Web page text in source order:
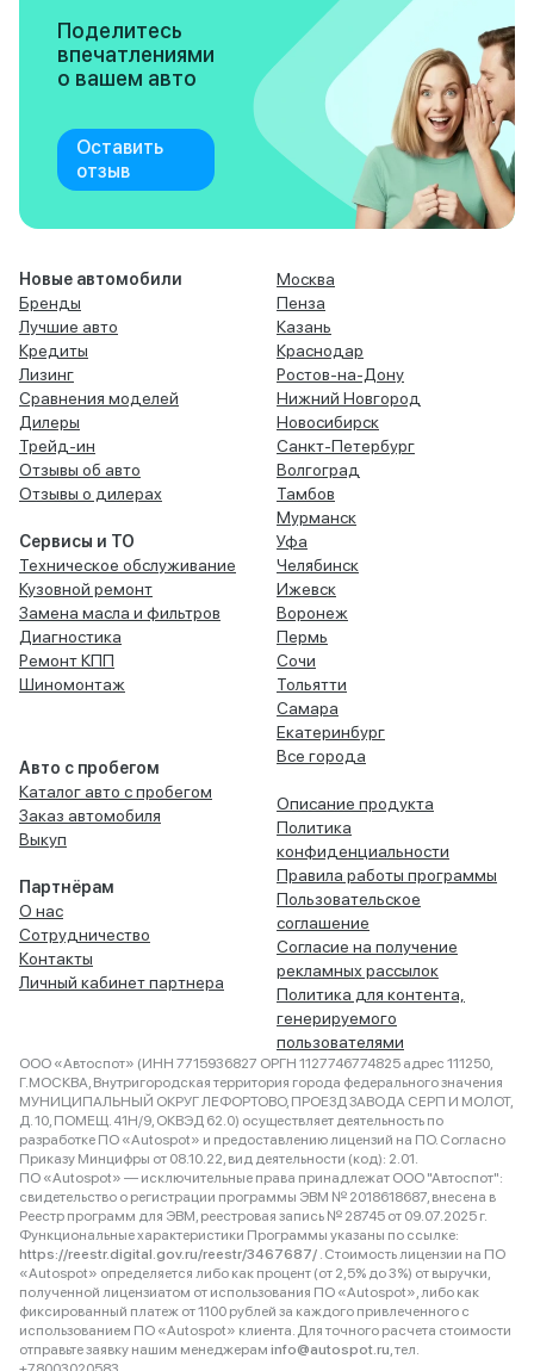
Поделитесь
впечатлениями
о вашем авто
Оставить
отзыв
Новые автомобили
Бренды
Лучшие авто
Кредиты
Лизинг
Сравнения моделей
Дилеры
Трейд-ин
Отзывы об авто
Отзывы о дилерах
Сервисы и ТО
Техническое обслуживание
Кузовной ремонт
Замена масла и фильтров
Диагностика
Ремонт КПП
Шиномонтаж
Авто с пробегом
Каталог авто с пробегом
Заказ автомобиля
Выкуп
Партнёрам
О нас
Сотрудничество
Контакты
Личный кабинет партнера
Москва
Пенза
Казань
Краснодар
Ростов-на-Дону
Нижний Новгород
Новосибирск
Санкт-Петербург
Волгоград
Тамбов
Мурманск
Уфа
Челябинск
Ижевск
Воронеж
Пермь
Сочи
Тольятти
Самара
Екатеринбург
Все города
Описание продукта
Политика
конфиденциальности
Правила работы программы
Пользовательское
соглашение
Согласие на получение
рекламных рассылок
Политика для контента,
генерируемого
пользователями
ООО «Автоспот» (ИНН 7715936827 ОРГН 1127746774825 адрес 111250,
Г.МОСКВА, Внутригородская территория города федерального значения
МУНИЦИПАЛЬНЫЙ ОКРУГ ЛЕФОРТОВО, ПРОЕЗД ЗАВОДА СЕРП И МОЛОТ,
Д. 10, ПОМЕЩ. 41Н/9, ОКВЭД 62.0) осуществляет деятельность по
разработке ПО «Autospot» и предоставлению лицензий на ПО. Согласно
Приказу Минцифры от 08.10.22, вид деятельности (код): 2.01.
ПО «Autospot» — исключительные права принадлежат ООО "Автоспот":
свидетельство о регистрации программы ЭВМ № 2018618687, внесена в
Реестр программ для ЭВМ, реестровая запись № 28745 от 09.07.2025 г.
Функциональные характеристики Программы указаны по ссылке:
https://reestr.digital.gov.ru/reestr/3467687/ . Стоимость лицензии на ПО
«Autospot» определяется либо как процент (от 2,5% до 3%) от выручки,
полученной лицензиатом от использования ПО «Autospot», либо как
фиксированный платеж от 1100 рублей за каждого привлеченного с
использованием ПО «Autospot» клиента. Для точного расчета стоимости
отправьте заявку нашим менеджерам info@autospot.ru, тел.